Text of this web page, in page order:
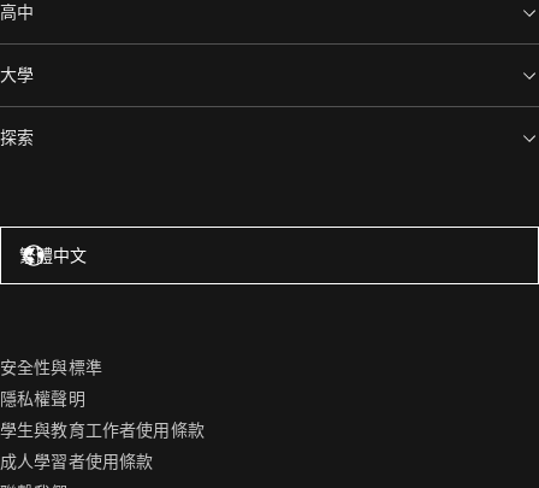
高中
大學
探索
繁體中文
安全性與標準
隱私權聲明
學生與教育工作者使用條款
成人學習者使用條款